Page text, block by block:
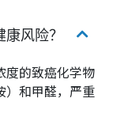
风险？
度的致癌化学物
）和甲醛，严重